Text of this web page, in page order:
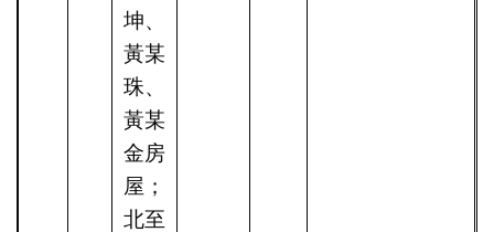
坤、
黃某
珠、
黃某
金房
屋；
北至